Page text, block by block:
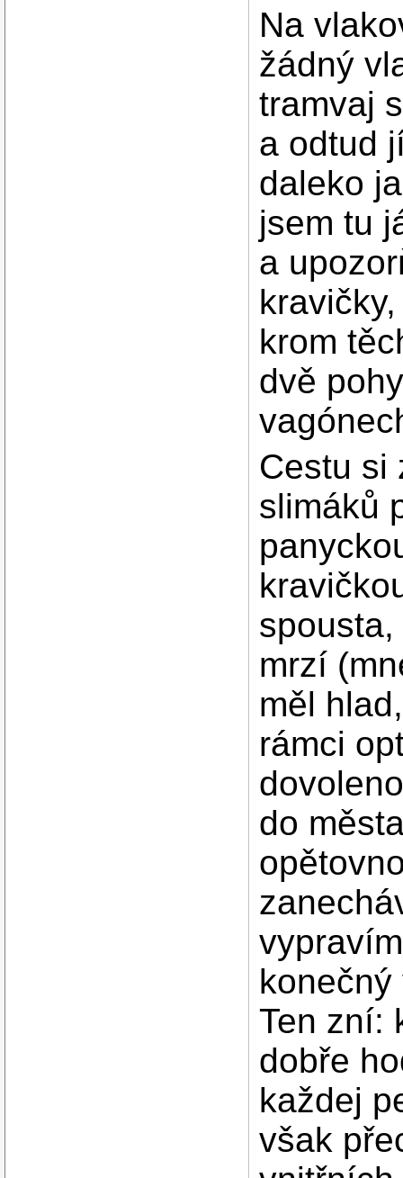
Na
žádný
tramvaj
a odtud
daleko
jsem tu
a
krom
dvě
Cestu si
slimáků
mrzí
měl
rámci
do
Ten zní:
dobře
každej
však